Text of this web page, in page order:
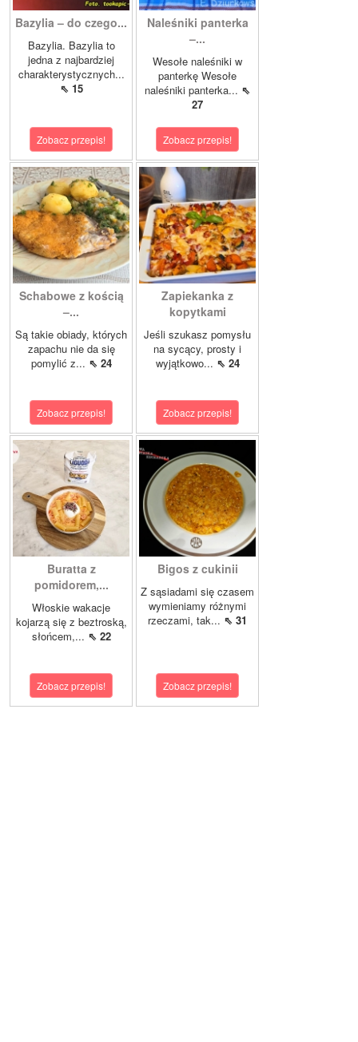
Bazylia – do czego...
Bazylia. Bazylia to
jedna z najbardziej
charakterystycznych...
⇖ 15
Zobacz przepis!
Naleśniki panterka
–...
Wesołe naleśniki w
panterkę Wesołe
naleśniki panterka... ⇖
27
Zobacz przepis!
Schabowe z kością
–...
Są takie obiady, których
zapachu nie da się
pomylić z... ⇖ 24
Zobacz przepis!
Zapiekanka z
kopytkami
Jeśli szukasz pomysłu
na sycący, prosty i
wyjątkowo... ⇖ 24
Zobacz przepis!
Buratta z
pomidorem,...
Włoskie wakacje
kojarzą się z beztroską,
słońcem,... ⇖ 22
Zobacz przepis!
Bigos z cukinii
Z sąsiadami się czasem
wymieniamy różnymi
rzeczami, tak... ⇖ 31
Zobacz przepis!